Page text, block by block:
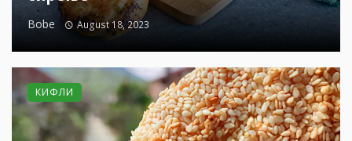
Bobe August 18, 2023
КИФЛИ